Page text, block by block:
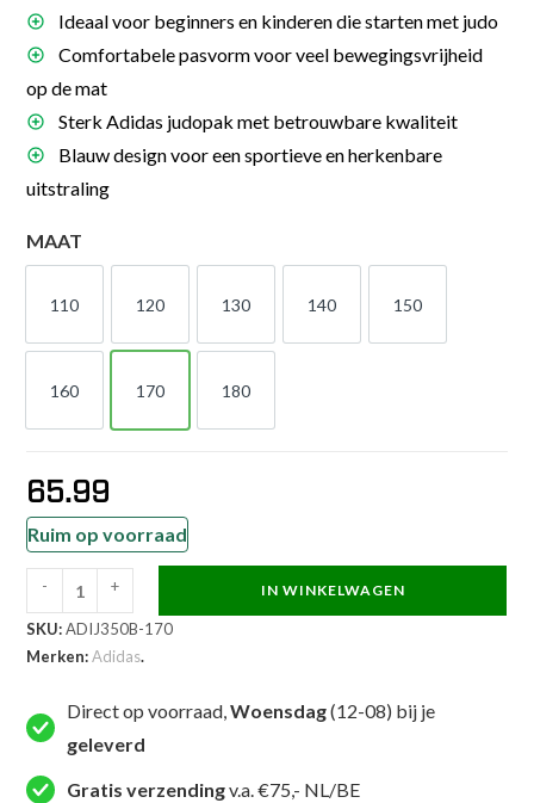
Ideaal voor beginners en kinderen die starten met judo
Comfortabele pasvorm voor veel bewegingsvrijheid
op de mat
Sterk Adidas judopak met betrouwbare kwaliteit
Blauw design voor een sportieve en herkenbare
uitstraling
MAAT
110
110
120
120
130
130
140
140
150
150
160
160
170
170
180
180
65.99
Ruim op voorraad
Judopak
-
-
Blauw
(ADIJ350B)
- + IN WINKELWAGEN
SKU:ADIJ350B-170
Merken:Adidas.
Direct op voorraad,Woensdag(12-08) bij je
geleverd
Gratis verzendingv.a. €75,- NL/BE